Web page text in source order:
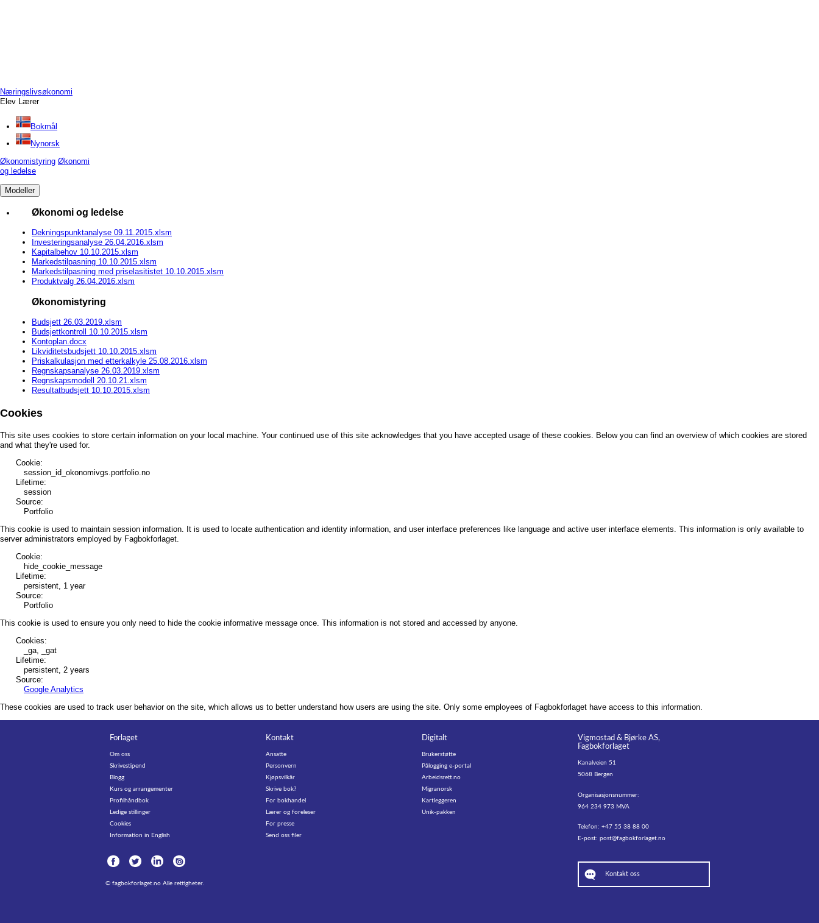
Næringslivsøkonomi
Elev Lærer
Bokmål
Nynorsk
Økonomistyring Økonomi
og ledelse
Modeller
Økonomi og ledelse
Dekningspunktanalyse 09.11.2015.xlsm
Investeringsanalyse 26.04.2016.xlsm
Kapitalbehov 10.10.2015.xlsm
Markedstilpasning 10.10.2015.xlsm
Markedstilpasning med priselasitistet 10.10.2015.xlsm
Produktvalg 26.04.2016.xlsm
Økonomistyring
Budsjett 26.03.2019.xlsm
Budsjettkontroll 10.10.2015.xlsm
Kontoplan.docx
Likviditetsbudsjett 10.10.2015.xlsm
Priskalkulasjon med etterkalkyle 25.08.2016.xlsm
Regnskapsanalyse 26.03.2019.xlsm
Regnskapsmodell 20.10.21.xlsm
Resultatbudsjett 10.10.2015.xlsm
Cookies
This site uses cookies to store certain information on your local machine. Your continued use of this site acknowledges that you have accepted usage of these cookies. Below you can find an overview of which cookies are stored
and what they're used for.
Cookie:
session_id_okonomivgs.portfolio.no
Lifetime:
session
Source:
Portfolio
This cookie is used to maintain session information. It is used to locate authentication and identity information, and user interface preferences like language and active user interface elements. This information is only available to
server administrators employed by Fagbokforlaget.
Cookie:
hide_cookie_message
Lifetime:
persistent, 1 year
Source:
Portfolio
This cookie is used to ensure you only need to hide the cookie informative message once. This information is not stored and accessed by anyone.
Cookies:
_ga, _gat
Lifetime:
persistent, 2 years
Source:
Google Analytics
These cookies are used to track user behavior on the site, which allows us to better understand how users are using the site. Only some employees of Fagbokforlaget have access to this information.
Forlaget
Om oss
Skrivestipend
Blogg
Kurs og arrangementer
Profilhåndbok
Ledige stillinger
Cookies
Information in English
Kontakt
Ansatte
Personvern
Kjøpsvilkår
Skrive bok?
For bokhandel
Lærer og foreleser
For presse
Send oss filer
Digitalt
Brukerstøtte
Pålogging e-portal
Arbeidsrett.no
Migranorsk
Kartleggeren
Unik-pakken
Vigmostad & Bjørke AS,
Fagbokforlaget
Kanalveien 51
5068 Bergen
Organisasjonsnummer:
964 234 973 MVA
Telefon: +47 55 38 88 00
E-post: post@fagbokforlaget.no
Kontakt oss
© fagbokforlaget.no Alle rettigheter.